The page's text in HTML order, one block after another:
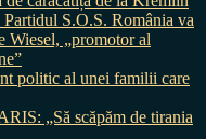
S.O.S. România va
Wiesel, „promotor al
politic al unei familii care
„Să scăpăm de tirania